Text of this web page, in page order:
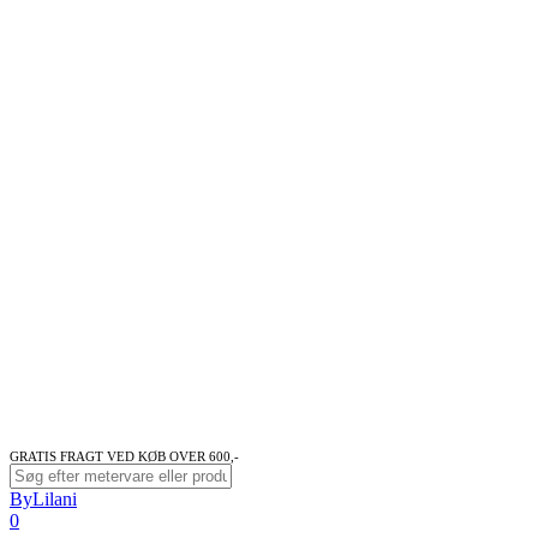
GRATIS FRAGT VED KØB OVER 600,-
Close
Search
ByLilani
search
account
0